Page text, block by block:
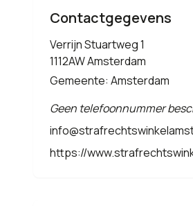
Contactgegevens
Verrijn Stuartweg 1
1112AW Amsterdam
Gemeente: Amsterdam
Geen telefoonnummer
https://